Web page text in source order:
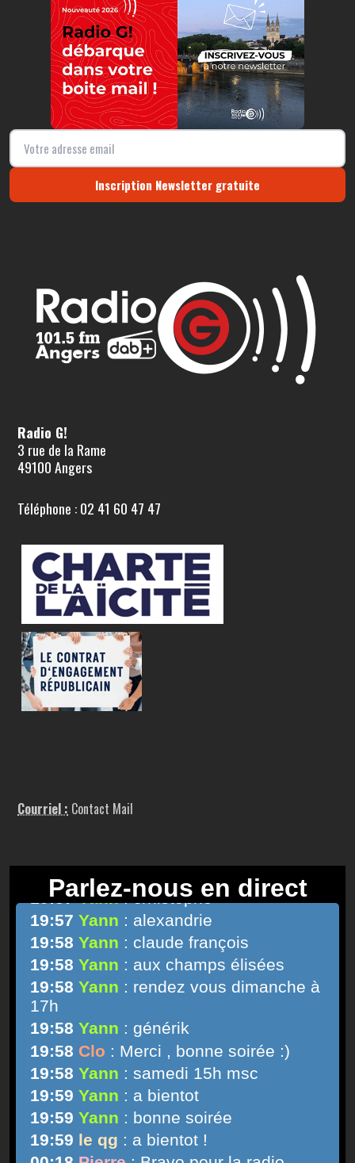
Inscription Newsletter gratuite
Radio G!
3 rue de la Rame
49100 Angers
Téléphone : 02 41 60 47 47
Courriel : Contact Mail